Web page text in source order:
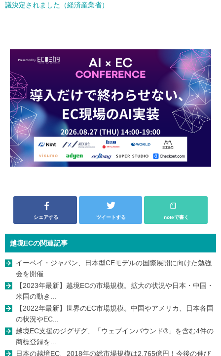
議決定されました（経済産業省）
シェアする ツイートする noteで書く
越境ECの関連記事
イーベイ・ジャパン、日本型CEモデルの国際展開に向けた勉強
会を開催
【2023年最新】越境ECの市場規模。拡大の状況や日本・中国・
米国の動き...
【2022年最新】世界のEC市場規模。中国やアメリカ、日本各国
の状況やEC...
越境EC支援のジグザグ、「ウェブインバウンド®︎」を含む4件の
商標登録を...
日本の越境EC、2018年の総市場規模は2,765億円！今後の伸び